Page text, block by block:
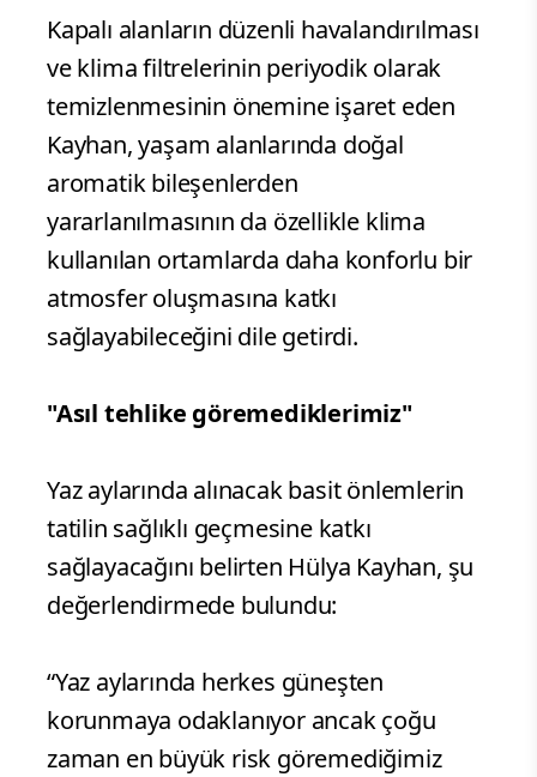
Kapalı alanların düzenli havalandırılması
ve klima filtrelerinin periyodik olarak
temizlenmesinin önemine işaret eden
Kayhan, yaşam alanlarında doğal
aromatik bileşenlerden
yararlanılmasının da özellikle klima
kullanılan ortamlarda daha konforlu bir
atmosfer oluşmasına katkı
sağlayabileceğini dile getirdi.
"Asıl tehlike göremediklerimiz"
Yaz aylarında alınacak basit önlemlerin
tatilin sağlıklı geçmesine katkı
sağlayacağını belirten Hülya Kayhan, şu
değerlendirmede bulundu:
“Yaz aylarında herkes güneşten
korunmaya odaklanıyor ancak çoğu
zaman en büyük risk göremediğimiz